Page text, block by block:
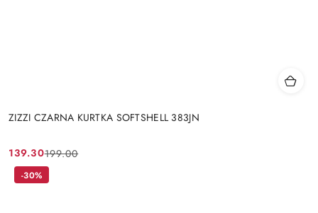
ZIZZI CZARNA KURTKA SOFTSHELL 383JN
Cena
promocyjna:
139.30
Cena
przed
199.00
-30%